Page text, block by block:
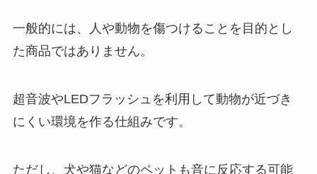
一般的には、人や動物を傷つけることを目的とし
た商品ではありません。
超音波やLEDフラッシュを利用して動物が近づき
にくい環境を作る仕組みです。
ただし、犬や猫などのペットも音に反応する可能